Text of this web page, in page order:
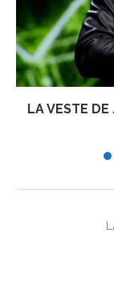
LA VESTE